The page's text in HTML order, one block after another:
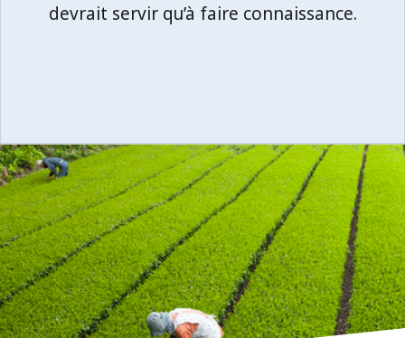
devrait servir qu’à faire connaissance.